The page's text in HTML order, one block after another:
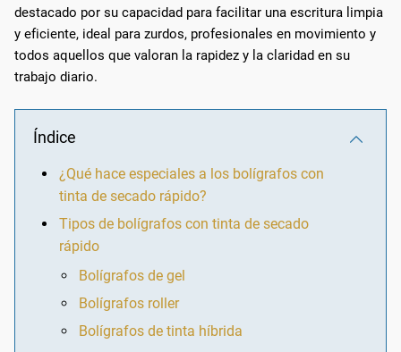
destacado por su capacidad para facilitar una escritura limpia
y eficiente, ideal para zurdos, profesionales en movimiento y
todos aquellos que valoran la rapidez y la claridad en su
trabajo diario.
Índice
¿Qué hace especiales a los bolígrafos con
tinta de secado rápido?
Tipos de bolígrafos con tinta de secado
rápido
Bolígrafos de gel
Bolígrafos roller
Bolígrafos de tinta híbrida